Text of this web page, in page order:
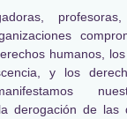
profesoras,
humanos,
y los
derogación de las